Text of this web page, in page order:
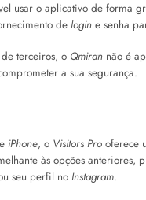
usar o aplicativo de forma
de login e senha
terceiros, o Qmiran não é
a sua segurança.
iPhone, o Visitors Pro oferece
às opções anteriores,
seu perfil no Instagram.